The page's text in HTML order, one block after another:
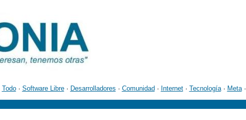
Todo· Software Libre· Desarrolladores · Comunidad · Internet· Tecnología· Meta·